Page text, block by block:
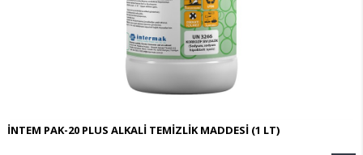
İNTEM PAK-20 PLUS ALKALİ TEMİZLİK MADDESİ (1 LT)